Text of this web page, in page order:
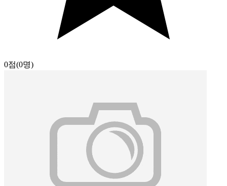
0점(0명)